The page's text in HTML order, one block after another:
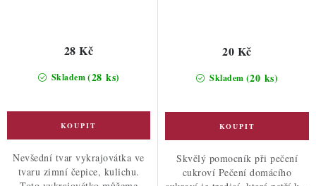
Skladem(28 ks)
28 Kč
Nevšední tvar vykrajovátka ve
tvaru zimní čepice, kulichu.
Skladem (20 ks)
20 Kč
Skvělý pomocník při pečení
cukroví Pečení domácího